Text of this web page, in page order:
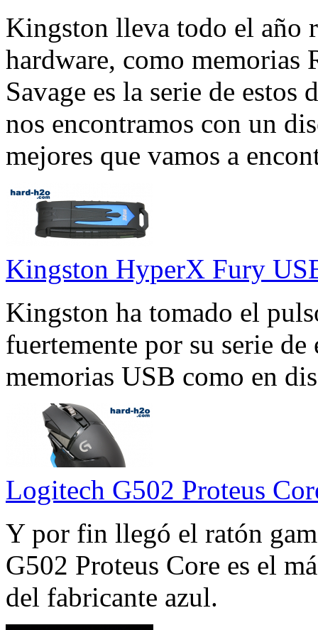
Kingston lleva todo el año
hardware, como
Savage es la serie de
nos encontramos con un
mejores que vamos a
Kingston HyperX Fury
Kingston ha tomado el
fuertemente por su serie
memorias USB como en
Logitech G502 Proteus
Y por fin llegó el ratón
G502 Proteus Core es el
del fabricante azul.